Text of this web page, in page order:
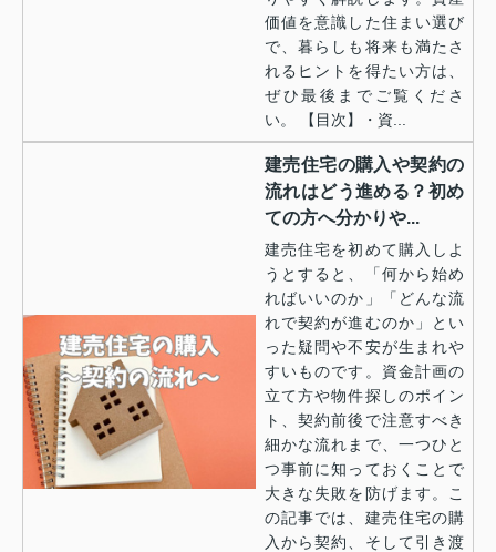
価値を意識した住まい選び
で、暮らしも将来も満たさ
れるヒントを得たい方は、
ぜひ最後までご覧くださ
い。 【目次】・資...
建売住宅の購入や契約の
流れはどう進める？初め
ての方へ分かりや...
建売住宅を初めて購入しよ
うとすると、「何から始め
ればいいのか」「どんな流
れで契約が進むのか」とい
った疑問や不安が生まれや
すいものです。資金計画の
立て方や物件探しのポイン
ト、契約前後で注意すべき
細かな流れまで、一つひと
つ事前に知っておくことで
大きな失敗を防げます。こ
の記事では、建売住宅の購
入から契約、そして引き渡